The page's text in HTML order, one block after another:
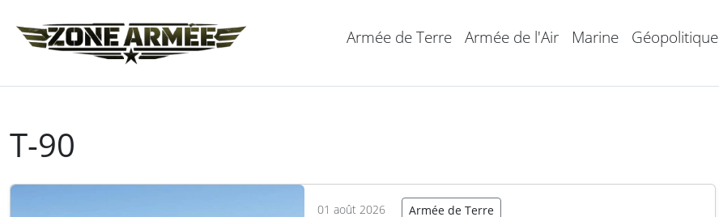
Armée de Terre Armée de l'Air Marine Géopolitique
T-90
01 août 2026 Armée de Terre